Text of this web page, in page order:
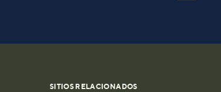
SITIOS RELACIONADOS